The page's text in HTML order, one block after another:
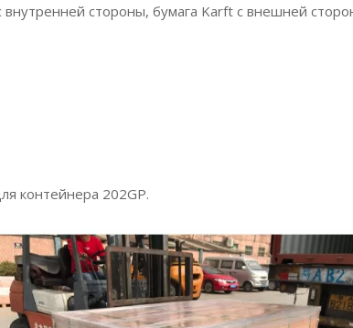
внутренней стороны, бумага Karft с внешней
контейнера 202GP.